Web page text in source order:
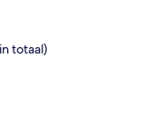
totaal)